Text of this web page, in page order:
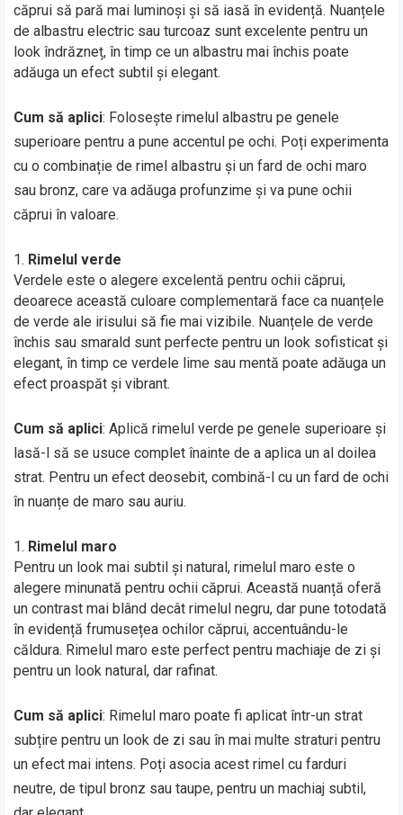
căprui să pară mai luminoși și să iasă în evidență. Nuanțele
de albastru electric sau turcoaz sunt excelente pentru un
look îndrăzneț, în timp ce un albastru mai închis poate
adăuga un efect subtil și elegant.
Cum să aplici: Folosește rimelul albastru pe genele
superioare pentru a pune accentul pe ochi. Poți experimenta
cu o combinație de rimel albastru și un fard de ochi maro
sau bronz, care va adăuga profunzime și va pune ochii
căprui în valoare.
Rimelul verde
Verdele este o alegere excelentă pentru ochii căprui,
deoarece această culoare complementară face ca nuanțele
de verde ale irisului să fie mai vizibile. Nuanțele de verde
închis sau smarald sunt perfecte pentru un look sofisticat și
elegant, în timp ce verdele lime sau mentă poate adăuga un
efect proaspăt și vibrant.
Cum să aplici: Aplică rimelul verde pe genele superioare și
lasă-l să se usuce complet înainte de a aplica un al doilea
strat. Pentru un efect deosebit, combină-l cu un fard de ochi
în nuanțe de maro sau auriu.
Rimelul maro
Pentru un look mai subtil și natural, rimelul maro este o
alegere minunată pentru ochii căprui. Această nuanță oferă
un contrast mai blând decât rimelul negru, dar pune totodată
în evidență frumusețea ochilor căprui, accentuându-le
căldura. Rimelul maro este perfect pentru machiaje de zi și
pentru un look natural, dar rafinat.
Cum să aplici: Rimelul maro poate fi aplicat într-un strat
subțire pentru un look de zi sau în mai multe straturi pentru
un efect mai intens. Poți asocia acest rimel cu farduri
neutre, de tipul bronz sau taupe, pentru un machiaj subtil,